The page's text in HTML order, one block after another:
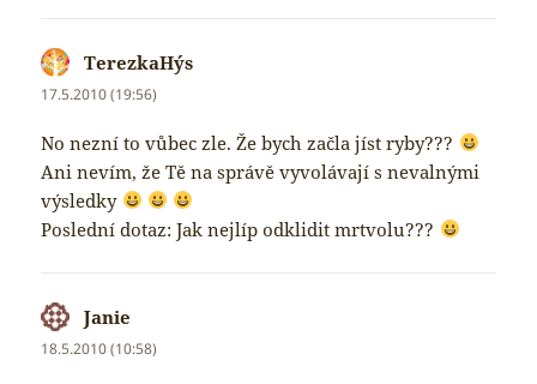
TerezkaHýs
17.5.2010 (19:56)
No nezní to vůbec zle. Že bych začla jíst ryby???
Ani nevím, že Tě na správě vyvolávají s nevalnými
výsledky
Poslední dotaz: Jak nejlíp odklidit mrtvolu???
Janie
18.5.2010 (10:58)